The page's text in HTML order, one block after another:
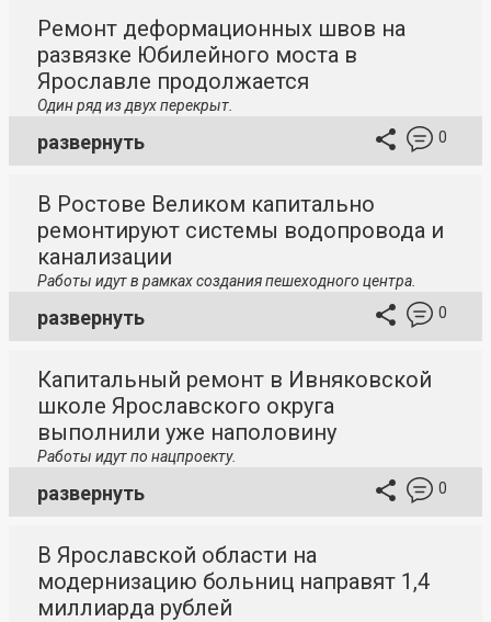
Ремонт деформационных швов на
развязке Юбилейного моста в
Ярославле продолжается
Один ряд из двух перекрыт.
развернуть 0
В Ростове Великом капитально
ремонтируют системы водопровода и
канализации
Работы идут в рамках создания пешеходного центра.
развернуть 0
Капитальный ремонт в Ивняковской
школе Ярославского округа
выполнили уже наполовину
Работы идут по нацпроекту.
развернуть 0
В Ярославской области на
модернизацию больниц направят 1,4
миллиарда рублей